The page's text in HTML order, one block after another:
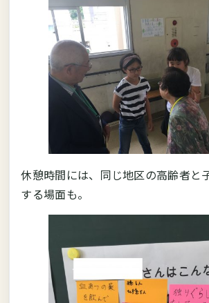
休憩時間には、同じ地区の高齢者と
する場面も。